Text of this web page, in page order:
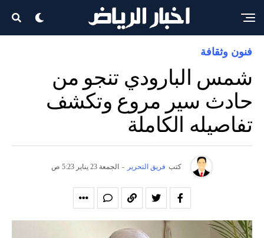
فنون وثقافة
شمس البارودي تنجو من
حادث سير مروع وتكشف
تفاصيله الكاملة
كتب فريق التحرير - الجمعة 23 يناير 5:23 ص